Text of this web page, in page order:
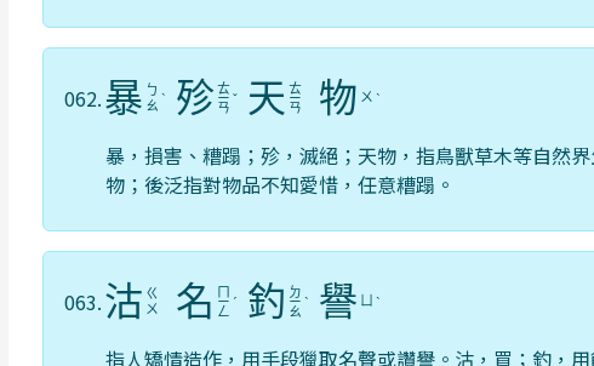
062.暴 ㄅ
ㄠ ˋ 殄 ㄊ
ㄧ
ㄢ
ˇ 天 ㄊ
ㄧ
ㄢ 物 ㄨ ˋ
暴，損害、糟蹋；殄，滅絕；天物，指鳥獸草木等自然
物；後泛指對物品不知愛惜，任意糟蹋。
063.沽 ㄍ
ㄨ
名 ㄇ
ㄧ
ㄥ
ˊ 釣 ㄉ
ㄧ
ㄠ
ˋ 譽 ˋ
指人矯情造作，用手段獵取名聲或讚譽。沽，買；釣，用